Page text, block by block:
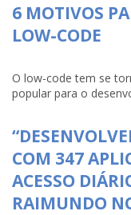
6 MOTIVOS
LOW-CODE
O low-code tem se
popular para o
COM 347
ACESSO
RAIMUNDO